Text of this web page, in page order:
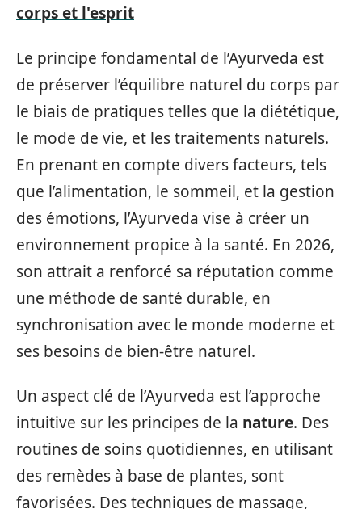
corps et l'esprit
Le principe fondamental de l’Ayurveda est
de préserver l’équilibre naturel du corps par
le biais de pratiques telles que la diététique,
le mode de vie, et les traitements naturels.
En prenant en compte divers facteurs, tels
que l’alimentation, le sommeil, et la gestion
des émotions, l’Ayurveda vise à créer un
environnement propice à la santé. En 2026,
son attrait a renforcé sa réputation comme
une méthode de santé durable, en
synchronisation avec le monde moderne et
ses besoins de bien-être naturel.
Un aspect clé de l’Ayurveda est l’approche
intuitive sur les principes de la nature. Des
routines de soins quotidiennes, en utilisant
des remèdes à base de plantes, sont
favorisées. Des techniques de massage,